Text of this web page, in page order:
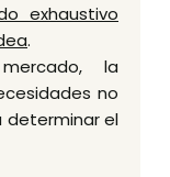
exhaustivo
.
la
no
determinar el